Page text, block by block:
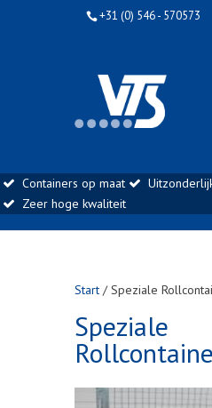
+31 (0) 546 - 570573
Containers op maat
Zeer hoge kwaliteit
Start / Speziale
Speziale